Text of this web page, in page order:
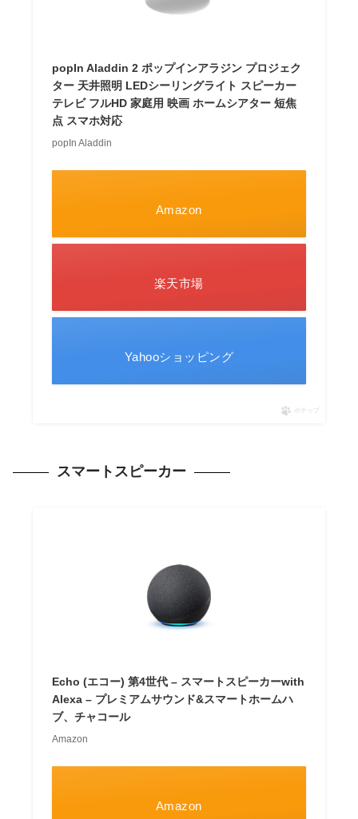
popIn Aladdin 2 ポップインアラジン プロジェク
ター 天井照明 LEDシーリングライト スピーカー
テレビ フルHD 家庭用 映画 ホームシアター 短焦
点 スマホ対応
popIn Aladdin
Amazon
楽天市場
Yahooショッピング
ポチップ
スマートスピーカー
Echo (エコー) 第4世代 – スマートスピーカーwith
Alexa – プレミアムサウンド&スマートホームハ
ブ、チャコール
Amazon
Amazon